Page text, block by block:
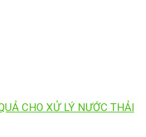
CHO XỬ LÝ NƯỚC THẢI